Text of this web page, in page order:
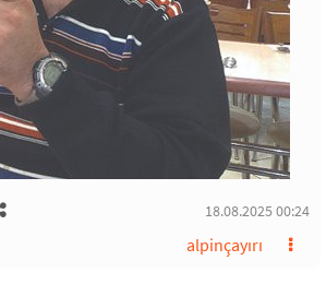
18.08.2025 00:24
alpinçayırı